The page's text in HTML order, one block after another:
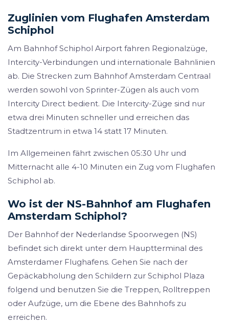
Zuglinien vom Flughafen Amsterdam
Schiphol
Am Bahnhof Schiphol Airport fahren Regionalzüge,
Intercity-Verbindungen und internationale Bahnlinien
ab. Die Strecken zum Bahnhof Amsterdam Centraal
werden sowohl von Sprinter-Zügen als auch vom
Intercity Direct bedient. Die Intercity-Züge sind nur
etwa drei Minuten schneller und erreichen das
Stadtzentrum in etwa 14 statt 17 Minuten.
Im Allgemeinen fährt zwischen 05:30 Uhr und
Mitternacht alle 4-10 Minuten ein Zug vom Flughafen
Schiphol ab.
Wo ist der NS-Bahnhof am Flughafen
Amsterdam Schiphol?
Der Bahnhof der Nederlandse Spoorwegen (NS)
befindet sich direkt unter dem Hauptterminal des
Amsterdamer Flughafens. Gehen Sie nach der
Gepäckabholung den Schildern zur Schiphol Plaza
folgend und benutzen Sie die Treppen, Rolltreppen
oder Aufzüge, um die Ebene des Bahnhofs zu
erreichen.